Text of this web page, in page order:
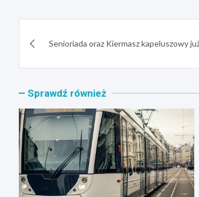
wpisuSenioriada oraz Kiermasz kapeluszowy
Sprawdź również